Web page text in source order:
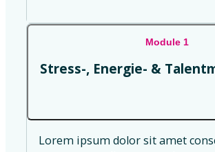
Module 1
Stress-, Energie- &
Lorem ipsum dolor sit amet